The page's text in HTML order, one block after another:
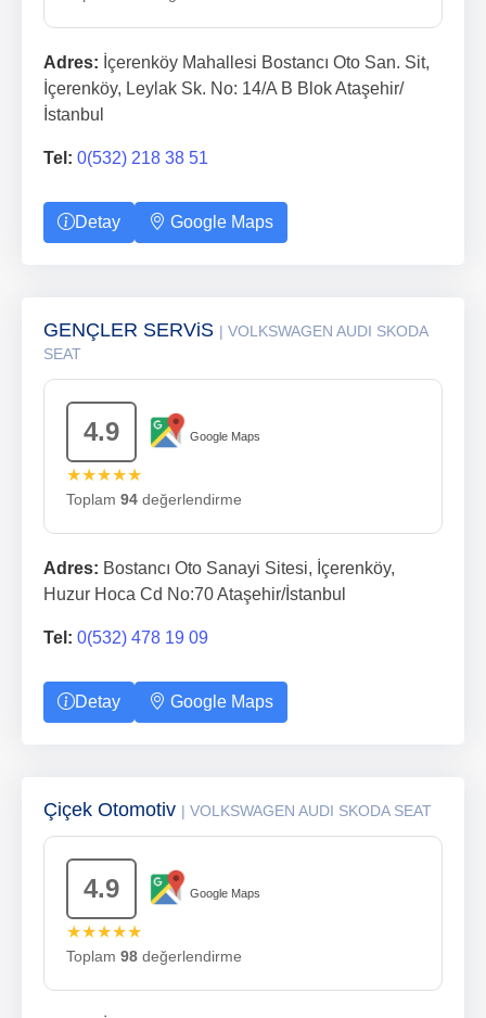
Adres: İçerenköy Mahallesi Bostancı Oto San. Sit,
İçerenköy, Leylak Sk. No: 14/A B Blok Ataşehir/
İstanbul
Tel: 0(532) 218 38 51
Detay Google Maps
GENÇLER SERViS | VOLKSWAGEN AUDI SKODA
SEAT
4.9 Google Maps
★★★★★
Toplam 94 değerlendirme
Adres: Bostancı Oto Sanayi Sitesi, İçerenköy,
Huzur Hoca Cd No:70 Ataşehir/İstanbul
Tel: 0(532) 478 19 09
Detay Google Maps
Çiçek Otomotiv | VOLKSWAGEN AUDI SKODA SEAT
4.9 Google Maps
★★★★★
Toplam 98 değerlendirme